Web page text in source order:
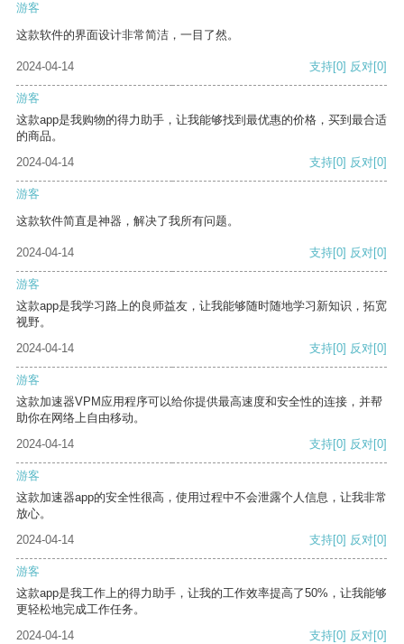
游客
这款软件的界面设计非常简洁，一目了然。
2024-04-14 支持[0] 反对[0]
游客
这款app是我购物的得力助手，让我能够找到最优惠的价格，买到最合适
的商品。
2024-04-14
支持[0] 反对[0]
游客
这款软件简直是神器，解决了我所有问题。
2024-04-14 支持[0] 反对[0]
游客
这款app是我学习路上的良师益友，让我能够随时随地学习新知识，拓宽
视野。
2024-04-14
支持[0] 反对[0]
游客
这款加速器VPM应用程序可以给你提供最高速度和安全性的连接，并帮
助你在网络上自由移动。
2024-04-14
支持[0] 反对[0]
游客
这款加速器app的安全性很高，使用过程中不会泄露个人信息，让我非常
放心。
2024-04-14
支持[0] 反对[0]
游客
这款app是我工作上的得力助手，让我的工作效率提高了50%，让我能够
更轻松地完成工作任务。
2024-04-14
支持[0] 反对[0]